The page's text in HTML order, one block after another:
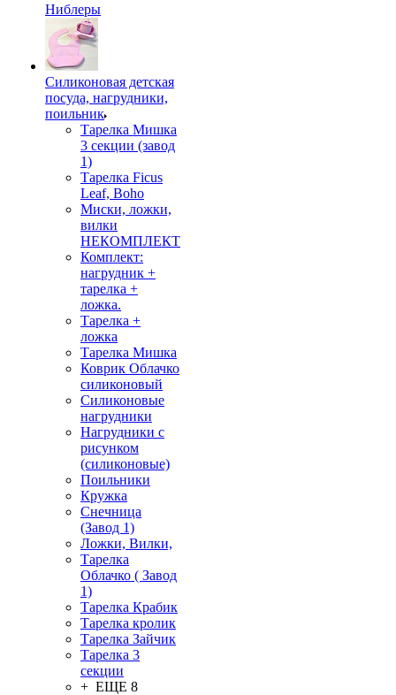
Ниблеры
Силиконовая детская
посуда, нагрудники,
поильник
Тарелка Мишка
3 секции (завод
1)
Тарелка Ficus
Leaf, Boho
Миски, ложки,
вилки
НЕКОМПЛЕКТ
Комплект:
нагрудник +
тарелка +
ложка.
Тарелка +
ложка
Тарелка Мишка
Коврик Облачко
силиконовый
Силиконовые
нагрудники
Нагрудники с
рисунком
(силиконовые)
Поильники
Кружка
Снечница
(Завод 1)
Ложки, Вилки,
Тарелка
Облачко ( Завод
1)
Тарелка Крабик
Тарелка кролик
Тарелка Зайчик
Тарелка 3
секции
+ ЕЩЕ 8